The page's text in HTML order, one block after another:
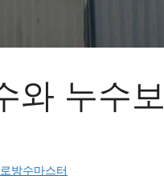
와 누수
방수마스터